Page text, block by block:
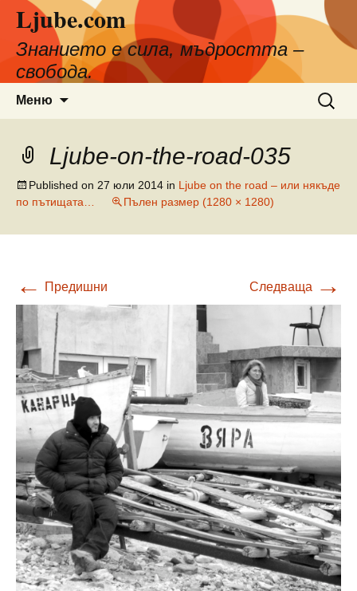
съдържанието
Ljube.com
Знанието е сила, мъдростта –
свобода.
Меню
за:
Ljube-on-the-road-035
Published on 27 юли 2014 in Ljube on the road – или някъде
по пътищата…
Пълен размер (1280 × 1280)
← Предишни Следваща →